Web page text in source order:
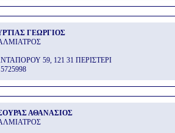
ΓΕΩΡΓΙΟΣ
59, 121 31 ΠΕΡΙΣΤΕΡΙ
ΑΘΑΝΑΣΙΟΣ